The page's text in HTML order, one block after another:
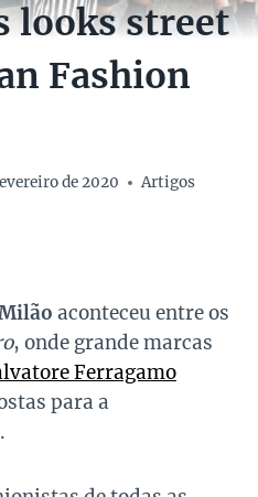
looks street
Fashion
de 2020 Artigos
aconteceu entre os
, onde grande marcas
Ferragamo
para a